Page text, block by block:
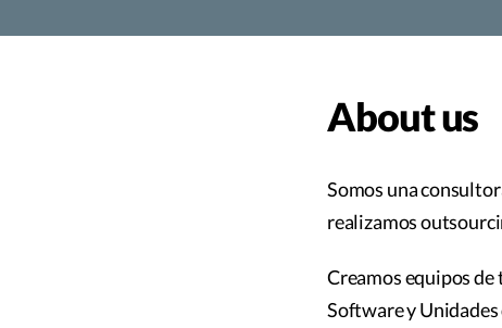
About us
Somos una
realizamos
Creamos equipos
Software y